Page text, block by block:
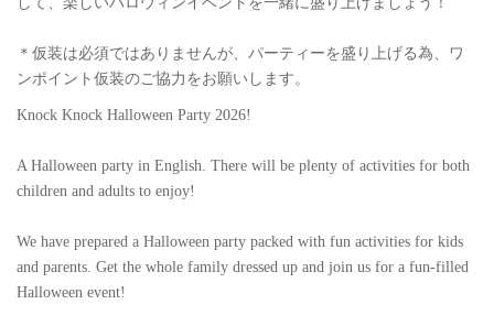
＊仮装は必須ではありませんが、パーティーを盛り上げる為、ワ
ンポイント仮装のご協力をお願いします。
Knock Knock Halloween Party 2026!
A Halloween party in English. There will be plenty of activities for both
children and adults to enjoy!
We have prepared a Halloween party packed with fun activities for kids
and parents. Get the whole family dressed up and join us for a fun-filled
Halloween event!